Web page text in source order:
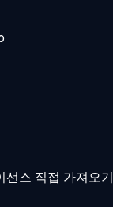
선스 직접 가져오기